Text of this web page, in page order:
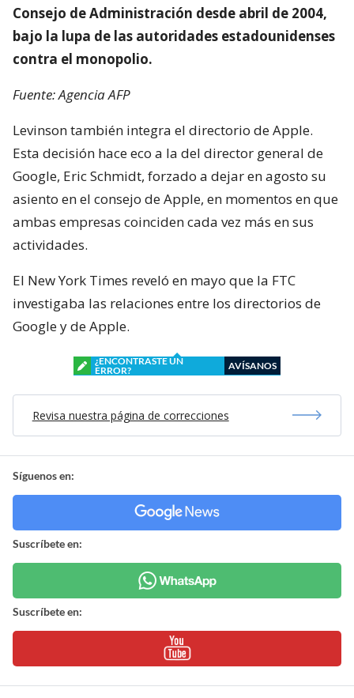
Consejo de Administración desde abril de 2004,
bajo la lupa de las autoridades estadounidenses
contra el monopolio.
Fuente: Agencia AFP
Levinson también integra el directorio de Apple.
Esta decisión hace eco a la del director general de
Google, Eric Schmidt, forzado a dejar en agosto su
asiento en el consejo de Apple, en momentos en que
ambas empresas coinciden cada vez más en sus
actividades.
El New York Times reveló en mayo que la FTC
investigaba las relaciones entre los directorios de
Google y de Apple.
¿ENCONTRASTE UN
ERROR?
AVÍSANOS
Revisa nuestra página de correcciones
Síguenos en:
Suscríbete en:
Suscríbete en: